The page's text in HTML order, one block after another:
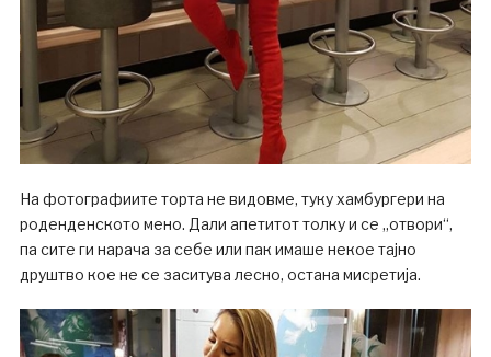
На фотографиите торта не видовме, туку хамбургери на
роденденското мено. Дали апетитот толку и се „отвори“,
па сите ги нарача за себе или пак имаше некое тајно
друштво кое не се заситува лесно, остана мисретија.